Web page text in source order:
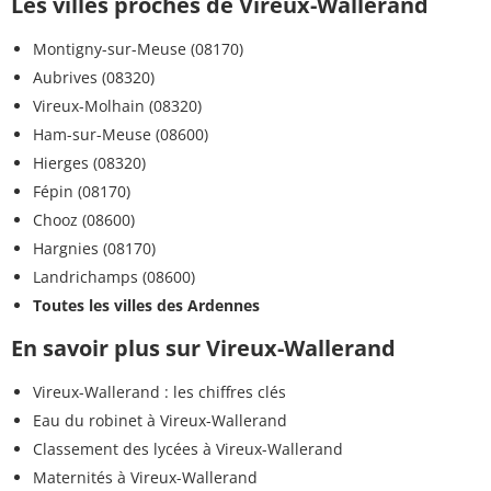
Montigny-sur-Meuse (08170)
Aubrives (08320)
Vireux-Molhain (08320)
Ham-sur-Meuse (08600)
Hierges (08320)
Fépin (08170)
Chooz (08600)
Hargnies (08170)
Landrichamps (08600)
Toutes les villes des Ardennes
En savoir plus sur Vireux-Wallerand
Vireux-Wallerand : les chiffres clés
Eau du robinet à Vireux-Wallerand
Classement des lycées à Vireux-Wallerand
Maternités à Vireux-Wallerand